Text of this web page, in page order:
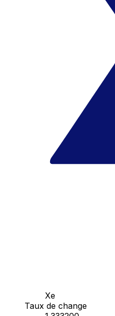
Xe
Taux de change